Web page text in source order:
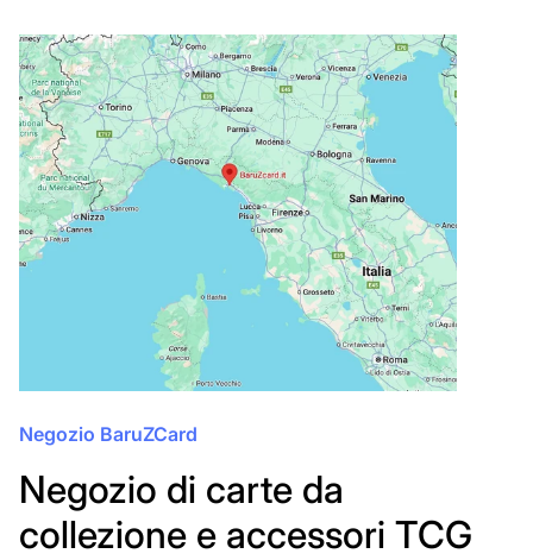
Negozio BaruZCard
Negozio di carte da
collezione e accessori TCG